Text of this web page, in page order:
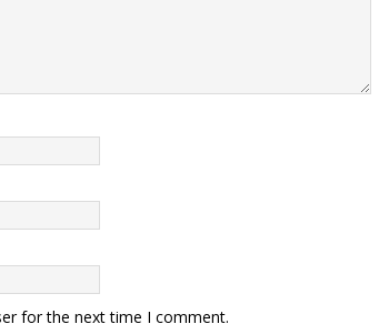
for the next time I comment.